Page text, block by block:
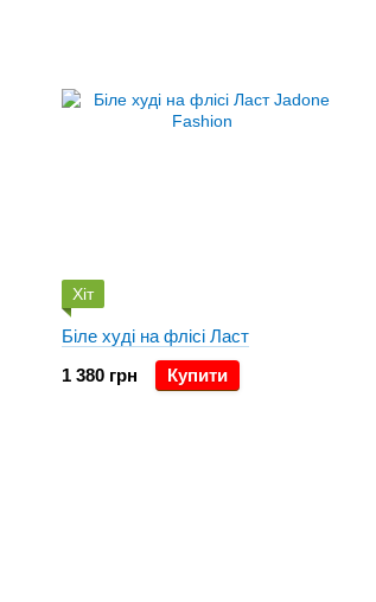
Хіт
Біле худі на флісі Ласт
1 380 грн
Купити